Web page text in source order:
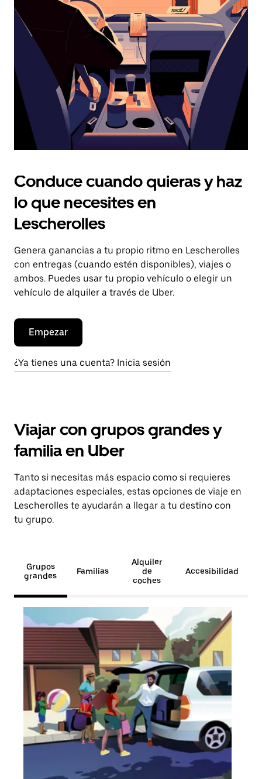
el
botón
escape
el
calendario.
Conduce cuando quieras y haz
lo que necesites en
Lescherolles
Genera ganancias a tu propio ritmo en Lescherolles
con entregas (cuando estén disponibles), viajes o
ambos. Puedes usar tu propio vehículo o elegir un
vehículo de alquiler a través de Uber.
Empezar
¿Ya tienes una cuenta? Inicia sesión
Viajar con grupos grandes y
familia en Uber
Tanto si necesitas más espacio como si requieres
adaptaciones especiales, estas opciones de viaje en
Lescherolles te ayudarán a llegar a tu destino con
tu grupo.
Grupos
grandes
Familias
Alquiler
de
coches
Accesibilidad